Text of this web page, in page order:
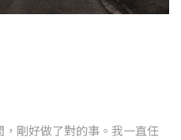
剛好做了對的事。我一直任